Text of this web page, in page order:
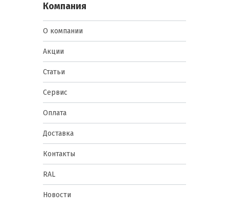
Компания
О компании
Акции
Статьи
Сервис
Оплата
Доставка
Контакты
RAL
Новости